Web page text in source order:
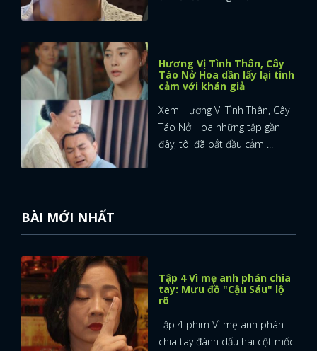
Hương Vị Tình Thân, Cây
Táo Nở Hoa dần lấy lại tình
cảm với khán giả
Xem Hương Vị Tình Thân, Cây
Táo Nở Hoa những tập gần
đây, tôi đã bắt đầu cảm ...
BÀI MỚI NHẤT
Tập 4 Vì mẹ anh phán chia
tay: Mưu đồ "Cậu Sáu" lộ
rõ
Tập 4 phim Vì mẹ anh phán
chia tay đánh dấu hai cột mốc